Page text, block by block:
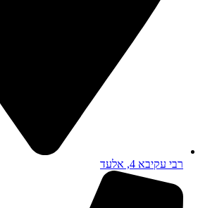
רבי עקיבא 4, אלעד